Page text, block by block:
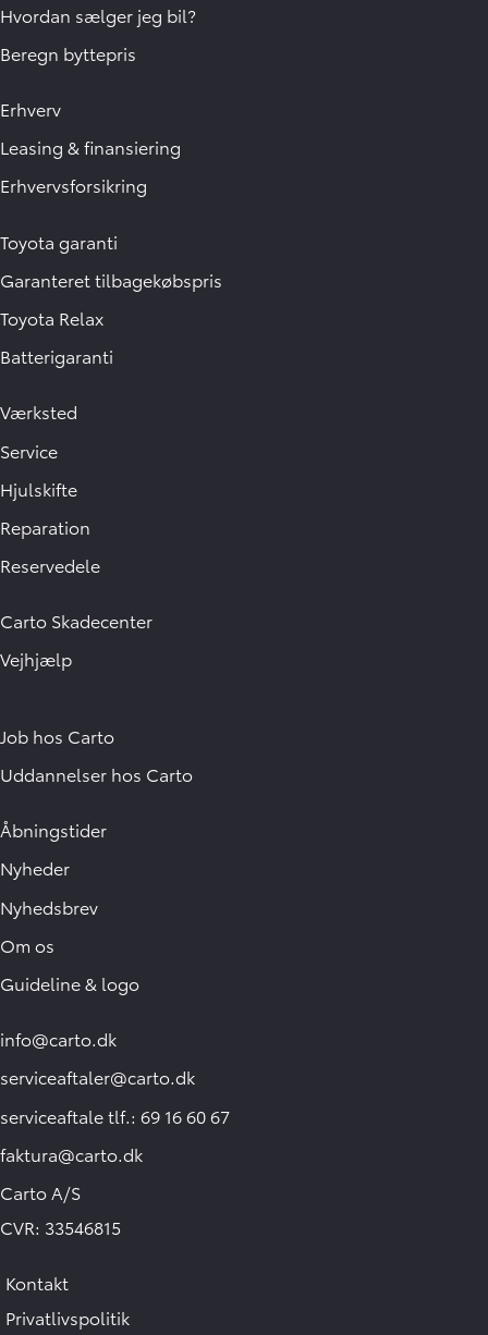
Hvordan sælger jeg bil?
Beregn byttepris
Erhverv
Leasing & finansiering
Erhvervsforsikring
Toyota garanti
Garanteret tilbagekøbspris
Toyota Relax
Batterigaranti
Værksted
Service
Hjulskifte
Reparation
Reservedele
Carto Skadecenter
Vejhjælp
Job hos Carto
Uddannelser hos Carto
Åbningstider
Nyheder
Nyhedsbrev
Om os
Guideline & logo
info@carto.dk
serviceaftaler@carto.dk
serviceaftale tlf.: 69 16 60 67
faktura@carto.dk
Carto A/S
CVR: 33546815
Kontakt
Privatlivspolitik